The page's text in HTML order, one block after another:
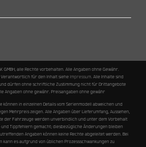
GMBH, alle Rechte vorbehalten. Alle Angaben ohne Gewähr.
Verantwortlich für den Inhalt siehe Impressum. Alle Inhalte sind
dürfen ohne schriftliche Zustimmung nicht für Drittangebote
Angaben ohne gewähr. Preisangaben ohne gewähr
können in einzelnen Details vom Serienmodell abweichen und
Mehrpreis zeigen. Alle Angaben über Lieferumfang, Aussehen,
der Fahrzeuge werden unverbindlich und unter dem Vorbehalt
Tippfehlern gemacht; diesbezügliche Änderungen bleiben
Angaben können keine Rechte abgeleitet werden. Bei
kann es aufgrund von üblichen Prozessschwankungen zu